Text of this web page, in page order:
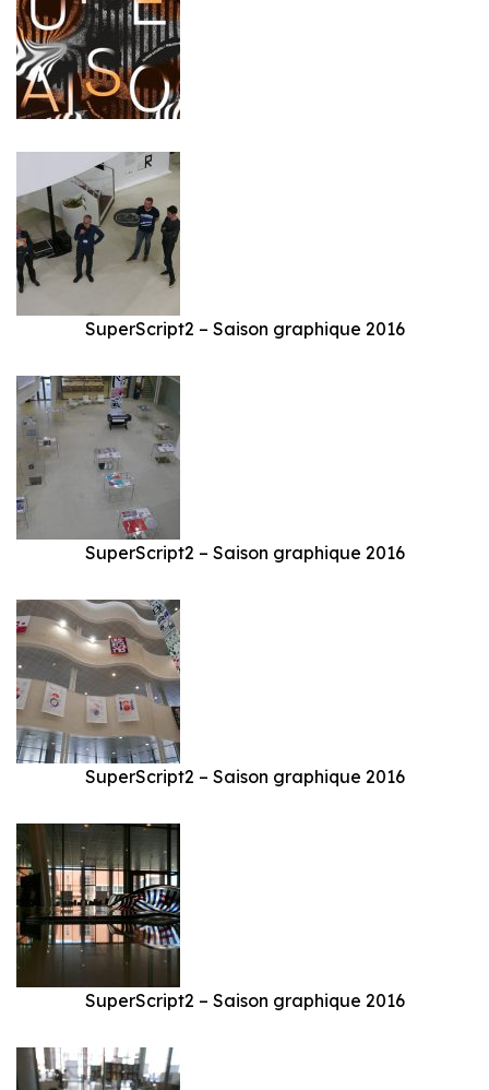
SuperScript2 – Saison graphique 2016
SuperScript2 – Saison graphique 2016
SuperScript2 – Saison graphique 2016
SuperScript2 – Saison graphique 2016